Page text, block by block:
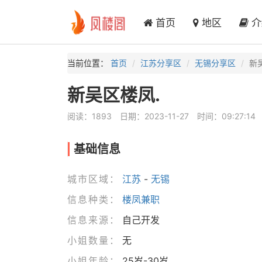
首页 地区 介
当前位置： 首页 江苏分享区 无锡分享区 新
新吴区楼凤.
阅读：1893 日期：2023-11-27 时间：09:27:14
基础信息
城市区域： 江苏 - 无锡
信息种类：
楼凤兼职
信息来源：
自己开发
小姐数量：
无